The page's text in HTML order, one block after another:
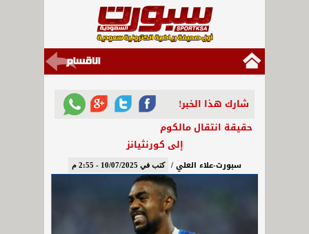
شارك هذا الخبر!
حقيقة انتقال مالكوم
إلى كورنثيانز
سبورت-علاء العلي / كتب في 10/07/2025 - 2:55 م